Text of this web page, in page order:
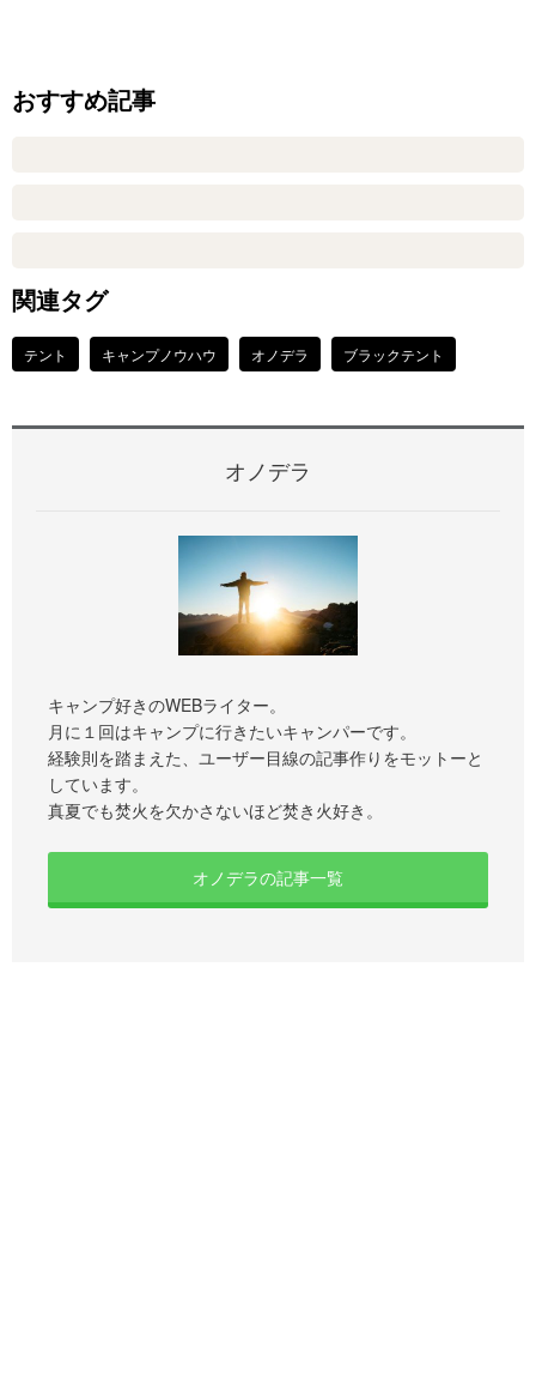
おすすめ記事
関連タグ
テント キャンプノウハウ オノデラ ブラックテント
オノデラ
キャンプ好きのWEBライター。
月に１回はキャンプに行きたいキャンパーです。
経験則を踏まえた、ユーザー目線の記事作りをモットーと
しています。
真夏でも焚火を欠かさないほど焚き火好き。
オノデラの記事一覧